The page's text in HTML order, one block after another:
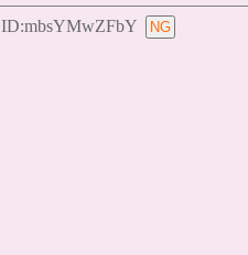
ID:mbsYMwZFbY